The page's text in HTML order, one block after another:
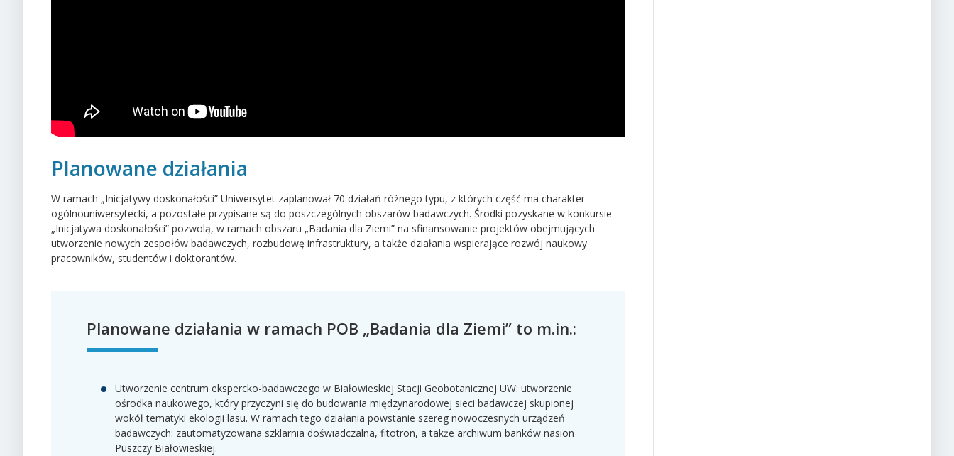
Planowane działania
W ramach „Inicjatywy doskonałości” Uniwersytet zaplanował 70 działań różnego typu, z których część ma charakter
ogólnouniwersytecki, a pozostałe przypisane są do poszczególnych obszarów badawczych. Środki pozyskane w konkursie
„Inicjatywa doskonałości” pozwolą, w ramach obszaru „Badania dla Ziemi” na sfinansowanie projektów obejmujących
utworzenie nowych zespołów badawczych, rozbudowę infrastruktury, a także działania wspierające rozwój naukowy
pracowników, studentów i doktorantów.
Planowane działania w ramach POB „Badania dla Ziemi” to m.in.:
Utworzenie centrum ekspercko-badawczego w Białowieskiej Stacji Geobotanicznej UW: utworzenie
ośrodka naukowego, który przyczyni się do budowania międzynarodowej sieci badawczej skupionej
wokół tematyki ekologii lasu. W ramach tego działania powstanie szereg nowoczesnych urządzeń
badawczych: zautomatyzowana szklarnia doświadczalna, fitotron, a także archiwum banków nasion
Puszczy Białowieskiej.